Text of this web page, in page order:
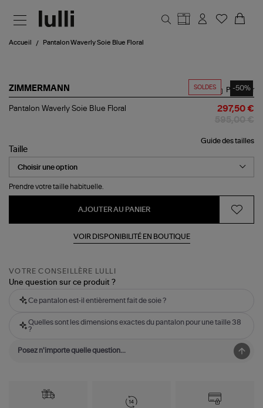
Accueil Pantalon Waverly Soie Blue Floral
SOLDES -50%
ZIMMERMANN
Pantalon
Floral
Partager
Pantalon Waverly Soie Blue Floral 297,50 €
Guide des tailles
Taille
Prendre votre taille habituelle.
AJOUTER AU PANIER
VOIR DISPONIBILITÉ EN BOUTIQUE
VOTRE CONSEILLÈRE LULLI
Une question sur ce produit ?
Ce pantalon est-il entièrement fait de soie ?
Quelles sont les dimensions exactes du pantalon pour une taille 38
?